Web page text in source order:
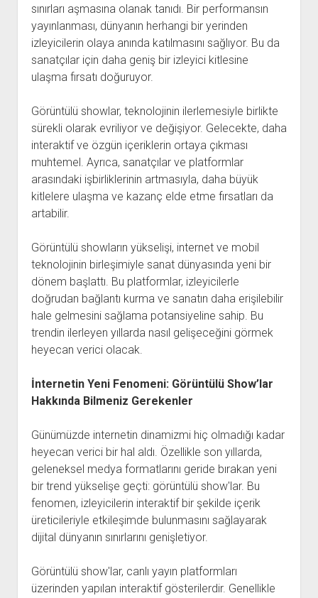
sınırları aşmasına olanak tanıdı. Bir performansın
yayınlanması, dünyanın herhangi bir yerinden
izleyicilerin olaya anında katılmasını sağlıyor. Bu da
sanatçılar için daha geniş bir izleyici kitlesine
ulaşma fırsatı doğuruyor.
Görüntülü showlar, teknolojinin ilerlemesiyle birlikte
sürekli olarak evriliyor ve değişiyor. Gelecekte, daha
interaktif ve özgün içeriklerin ortaya çıkması
muhtemel. Ayrıca, sanatçılar ve platformlar
arasındaki işbirliklerinin artmasıyla, daha büyük
kitlelere ulaşma ve kazanç elde etme fırsatları da
artabilir.
Görüntülü showların yükselişi, internet ve mobil
teknolojinin birleşimiyle sanat dünyasında yeni bir
dönem başlattı. Bu platformlar, izleyicilerle
doğrudan bağlantı kurma ve sanatın daha erişilebilir
hale gelmesini sağlama potansiyeline sahip. Bu
trendin ilerleyen yıllarda nasıl gelişeceğini görmek
heyecan verici olacak.
İnternetin Yeni Fenomeni: Görüntülü Show’lar
Hakkında Bilmeniz Gerekenler
Günümüzde internetin dinamizmi hiç olmadığı kadar
heyecan verici bir hal aldı. Özellikle son yıllarda,
geleneksel medya formatlarını geride bırakan yeni
bir trend yükselişe geçti: görüntülü show'lar. Bu
fenomen, izleyicilerin interaktif bir şekilde içerik
üreticileriyle etkileşimde bulunmasını sağlayarak
dijital dünyanın sınırlarını genişletiyor.
Görüntülü show'lar, canlı yayın platformları
üzerinden yapılan interaktif gösterilerdir. Genellikle